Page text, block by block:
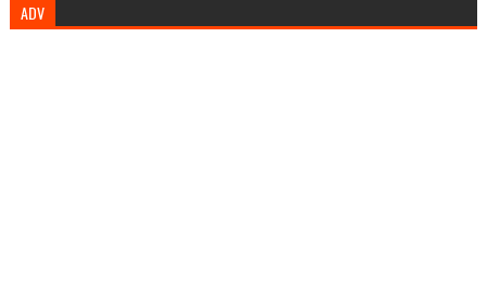
ADV